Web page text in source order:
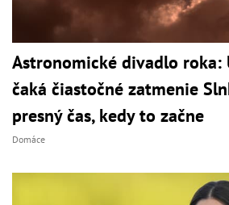
Astronomické divadlo roka:
čaká čiastočné zatmenie
presný čas, kedy to začne
Domáce